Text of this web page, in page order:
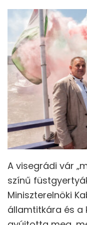
A visegrádi vár
színű
Miniszterelnöki
államtitkára és a